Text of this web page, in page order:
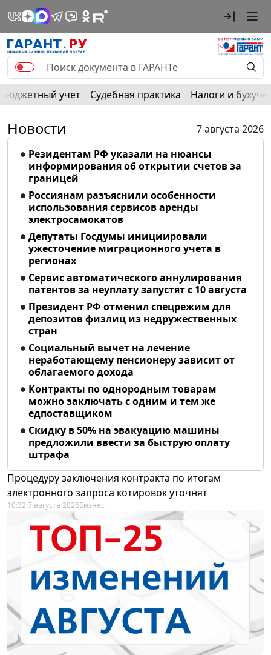
Бюджетный учет Судебная практика Налоги и
Новости
7 августа 2026
Резидентам РФ указали на нюансы
информирования об открытии счетов за
границей
Россиянам разъяснили особенности
использования сервисов аренды
электросамокатов
Депутаты Госдумы инициировали
ужесточение миграционного учета в
регионах
Сервис автоматического аннулирования
патентов за неуплату запустят с 10 августа
Президент РФ отменил спецрежим для
депозитов физлиц из недружественных
стран
Социальный вычет на лечение
неработающему пенсионеру зависит от
облагаемого дохода
Контракты по однородным товарам
можно заключать с одним и тем же
едпоставщиком
Скидку в 50% на эвакуацию машины
предложили ввести за быструю оплату
штрафа
Процедуру заключения контракта по итогам
электронного запроса котировок уточнят
10:32 7 августа 2026Бизнес